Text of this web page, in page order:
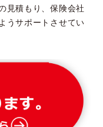
見積もり、保険会社
うサポートさせてい